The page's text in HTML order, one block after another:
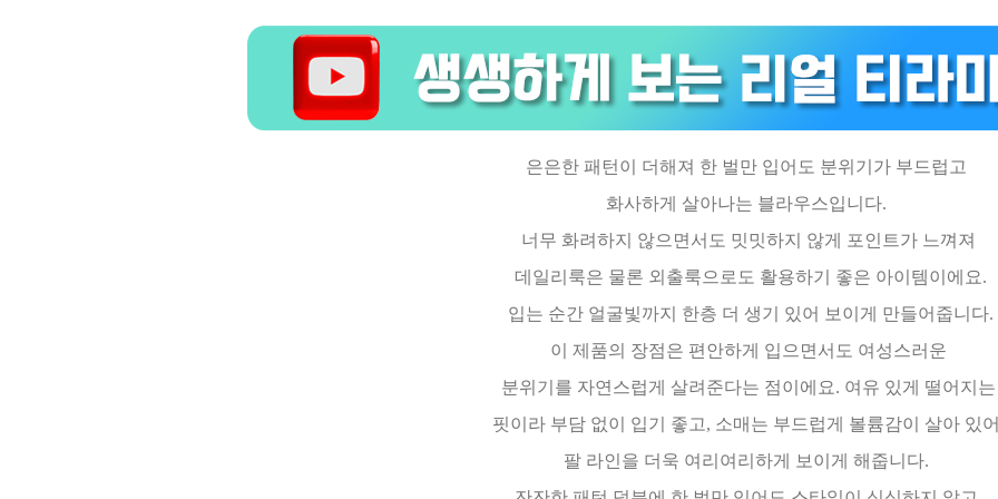
은은한 패턴이 더해져 한 벌만 입어도 분위기가 부드럽고
화사하게 살아나는 블라우스입니다.
너무 화려하지 않으면서도 밋밋하지 않게 포인트가 느껴져
데일리룩은 물론 외출룩으로도 활용하기 좋은 아이템이에요.
입는 순간 얼굴빛까지 한층 더 생기 있어 보이게 만들어줍니다.
이 제품의 장점은 편안하게 입으면서도 여성스러운
분위기를 자연스럽게 살려준다는 점이에요. 여유 있게 떨어지
핏이라 부담 없이 입기 좋고, 소매는 부드럽게 볼륨감이 살아 있
팔 라인을 더욱 여리여리하게 보이게 해줍니다.